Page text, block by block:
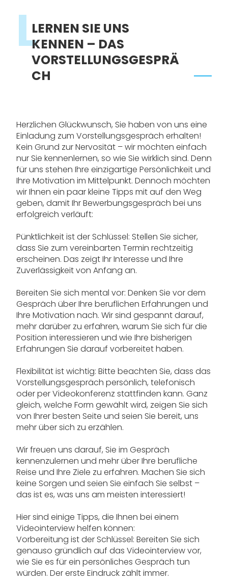
LLERNEN SIE UNS
KENNEN – DAS
VORSTELLUNGSGESPRÄ
CH
Herzlichen Glückwunsch, Sie haben von uns eine
Einladung zum Vorstellungsgespräch erhalten!
Kein Grund zur Nervosität – wir möchten einfach
nur Sie kennenlernen, so wie Sie wirklich sind. Denn
für uns stehen Ihre einzigartige Persönlichkeit und
Ihre Motivation im Mittelpunkt. Dennoch möchten
wir Ihnen ein paar kleine Tipps mit auf den Weg
geben, damit Ihr Bewerbungsgespräch bei uns
erfolgreich verläuft:
Pünktlichkeit ist der Schlüssel: Stellen Sie sicher,
dass Sie zum vereinbarten Termin rechtzeitig
erscheinen. Das zeigt Ihr Interesse und Ihre
Zuverlässigkeit von Anfang an.
Bereiten Sie sich mental vor: Denken Sie vor dem
Gespräch über Ihre beruflichen Erfahrungen und
Ihre Motivation nach. Wir sind gespannt darauf,
mehr darüber zu erfahren, warum Sie sich für die
Position interessieren und wie Ihre bisherigen
Erfahrungen Sie darauf vorbereitet haben.
Flexibilität ist wichtig: Bitte beachten Sie, dass das
Vorstellungsgespräch persönlich, telefonisch
oder per Videokonferenz stattfinden kann. Ganz
gleich, welche Form gewählt wird, zeigen Sie sich
von Ihrer besten Seite und seien Sie bereit, uns
mehr über sich zu erzählen.
Wir freuen uns darauf, Sie im Gespräch
kennenzulernen und mehr über Ihre berufliche
Reise und Ihre Ziele zu erfahren. Machen Sie sich
keine Sorgen und seien Sie einfach Sie selbst –
das ist es, was uns am meisten interessiert!
Hier sind einige Tipps, die Ihnen bei einem
Videointerview helfen können:
Vorbereitung ist der Schlüssel: Bereiten Sie sich
genauso gründlich auf das Videointerview vor,
wie Sie es für ein persönliches Gespräch tun
würden. Der erste Eindruck zählt immer.